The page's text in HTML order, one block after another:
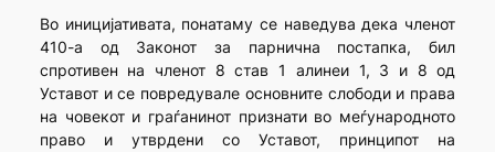
Во иницијативата, понатаму се наведува дека членот
410-а од Законот за парнична постапка, бил
спротивен на членот 8 став 1 алинеи 1, 3 и 8 од
Уставот и се повредувале основните слободи и права
на човекот и граѓанинот признати во меѓународното
право и утврдени со Уставот, принципот на